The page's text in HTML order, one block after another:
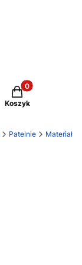
Produkty w
Koszyk
Patelnie Materiał